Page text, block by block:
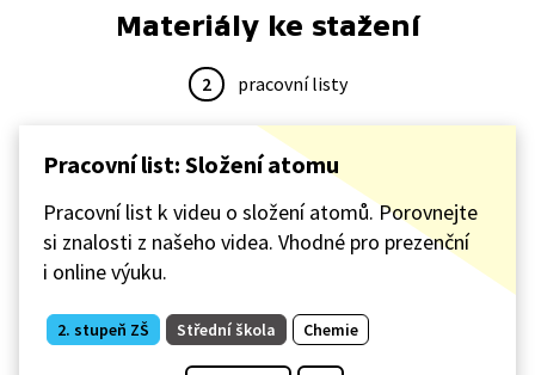
Materiály ke stažení
2 pracovní listy
Pracovní list: Složení atomu
Pracovní list k videu o složení atomů. Porovnejte
si znalosti z našeho videa. Vhodné pro prezenční
i online výuku.
2. stupeň ZŠ Střední škola Chemie